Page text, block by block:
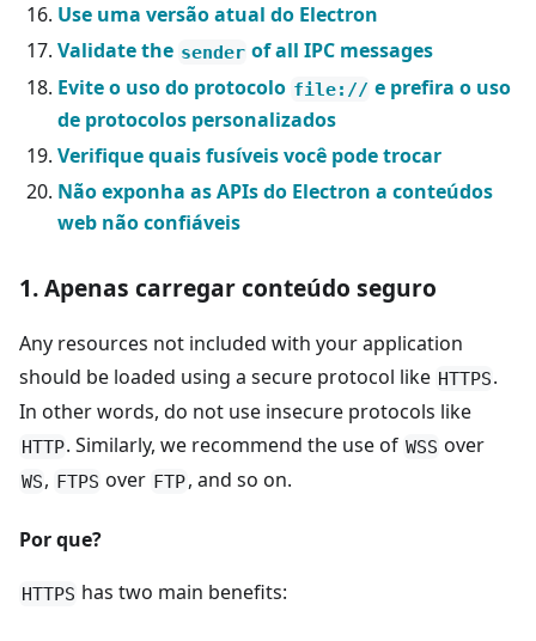
Use uma versão atual do Electron
Validate the sender of all IPC messages
Evite o uso do protocolo file:// e prefira o uso
de protocolos personalizados
Verifique quais fusíveis você pode trocar
Não exponha as APIs do Electron a conteúdos
web não confiáveis
1. Apenas carregar conteúdo seguro
Any resources not included with your application
should be loaded using a secure protocol like HTTPS.
In other words, do not use insecure protocols like
HTTP. Similarly, we recommend the use of WSS over
WS, FTPS over FTP, and so on.
Por que?
HTTPS has two main benefits: